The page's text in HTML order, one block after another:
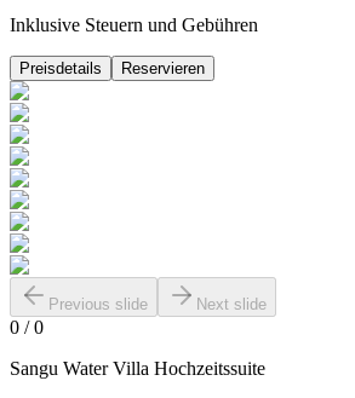
Inklusive Steuern und Gebühren
Preisdetails Reservieren
Previous slide Next slide
0 /0
Sangu Water Villa Hochzeitssuite